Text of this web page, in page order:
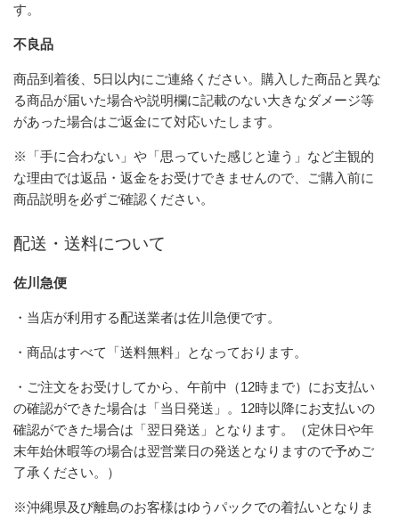
す。
不良品
商品到着後、5日以内にご連絡ください。購入した商品と異な
る商品が届いた場合や説明欄に記載のない大きなダメージ等
があった場合はご返金にて対応いたします。
※「手に合わない」や「思っていた感じと違う」など主観的
な理由では返品・返金をお受けできませんので、ご購入前に
商品説明を必ずご確認ください。
配送・送料について
佐川急便
・当店が利用する配送業者は佐川急便です。
・商品はすべて「送料無料」となっております。
・ご注文をお受けしてから、午前中（12時まで）にお支払い
の確認ができた場合は「当日発送」。12時以降にお支払いの
確認ができた場合は「翌日発送」となります。（定休日や年
末年始休暇等の場合は翌営業日の発送となりますので予めご
了承ください。）
※沖縄県及び離島のお客様はゆうパックでの着払いとなりま